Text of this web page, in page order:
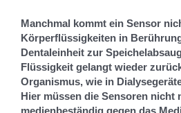
Manchmal kommt ein Sensor
Körperflüssigkeiten in
Dentaleinheit zur
Flüssigkeit gelangt wieder
Organismus, wie in
Hier müssen die Sensoren nicht
medienbeständig gegen das